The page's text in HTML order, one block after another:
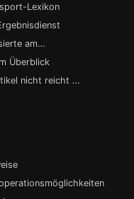
Lexikon
am…
Überblick
nicht reicht …